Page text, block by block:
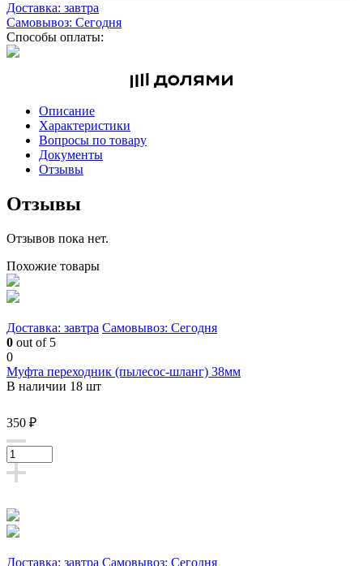
Доставка: завтра
Самовывоз: Сегодня
Способы оплаты:
Описание
Характеристики
Вопросы по товару
Документы
Отзывы
Отзывы
Отзывов пока нет.
Похожие товары
Доставка: завтра Самовывоз: Сегодня
0 out of 5
0
Муфта переходник (пылесос-шланг) 38мм
В наличии 18 шт
350 ₽
Доставка: завтра Самовывоз: Сегодня